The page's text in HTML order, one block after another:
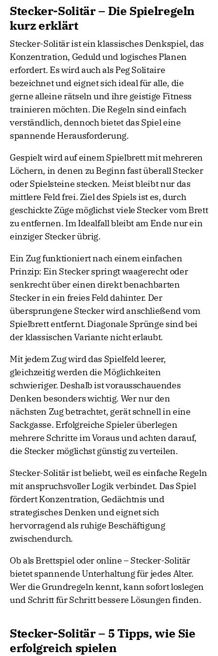
dennoch bietet das Spiel viele taktische
Möglichkeiten. Mit jeder Partie verbessern Sie
Stecker-Solitär – Die Spielregeln
kurz erklärt
Stecker-Solitär ist ein klassisches Denkspiel, das
Konzentration, Geduld und logisches Planen
erfordert. Es wird auch als Peg Solitaire
bezeichnet und eignet sich ideal für alle, die
gerne alleine rätseln und ihre geistige Fitness
trainieren möchten. Die Regeln sind einfach
verständlich, dennoch bietet das Spiel eine
spannende Herausforderung.
Gespielt wird auf einem Spielbrett mit mehreren
Löchern, in denen zu Beginn fast überall Stecker
oder Spielsteine stecken. Meist bleibt nur das
mittlere Feld frei. Ziel des Spiels ist es, durch
geschickte Züge möglichst viele Stecker vom Brett
zu entfernen. Im Idealfall bleibt am Ende nur ein
einziger Stecker übrig.
Ein Zug funktioniert nach einem einfachen
Prinzip: Ein Stecker springt waagerecht oder
senkrecht über einen direkt benachbarten
Stecker in ein freies Feld dahinter. Der
übersprungene Stecker wird anschließend vom
Spielbrett entfernt. Diagonale Sprünge sind bei
der klassischen Variante nicht erlaubt.
Mit jedem Zug wird das Spielfeld leerer,
gleichzeitig werden die Möglichkeiten
schwieriger. Deshalb ist vorausschauendes
Denken besonders wichtig. Wer nur den
nächsten Zug betrachtet, gerät schnell in eine
Sackgasse. Erfolgreiche Spieler überlegen
mehrere Schritte im Voraus und achten darauf,
die Stecker möglichst günstig zu verteilen.
Stecker-Solitär ist beliebt, weil es einfache Regeln
mit anspruchsvoller Logik verbindet. Das Spiel
fördert Konzentration, Gedächtnis und
strategisches Denken und eignet sich
hervorragend als ruhige Beschäftigung
zwischendurch.
Ob als Brettspiel oder online – Stecker-Solitär
bietet spannende Unterhaltung für jedes Alter.
Wer die Grundregeln kennt, kann sofort loslegen
und Schritt für Schritt bessere Lösungen finden.
Stecker-Solitär – 5 Tipps, wie Sie
erfolgreich spielen